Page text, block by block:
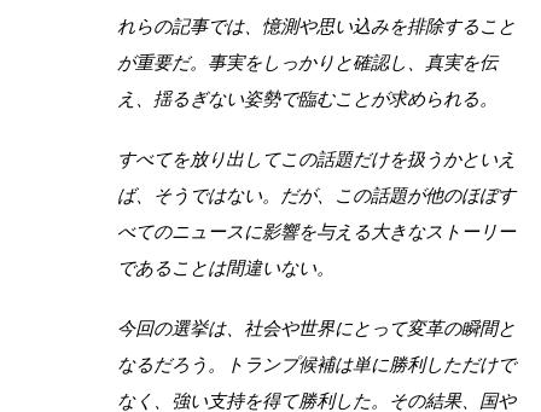
れらの記事では、憶測や思い込みを排除すること
が重要だ。事実をしっかりと確認し、真実を伝
え、揺るぎない姿勢で臨むことが求められる。
すべてを放り出してこの話題だけを扱うかといえ
ば、そうではない。だが、この話題が他のほぼす
べてのニュースに影響を与える大きなストーリー
であることは間違いない。
今回の選挙は、社会や世界にとって変革の瞬間と
なるだろう。トランプ候補は単に勝利しただけで
なく、強い支持を得て勝利した。その結果、国や